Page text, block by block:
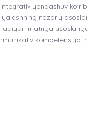
yondashuv
nazariy
matnga